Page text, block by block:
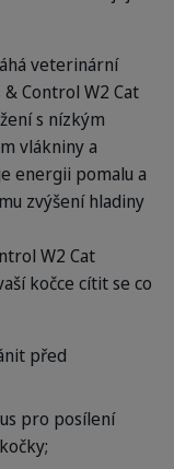
veterinární
Control W2 Cat
s nízkým
vlákniny a
energii pomalu a
zvýšení hladiny
W2 Cat
kočce cítit se co
před
pro posílení